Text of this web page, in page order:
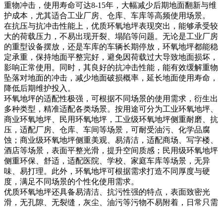
重物冲击，使用寿命可达8-15年，大幅减少后期地面翻新与维
护成本，尤其适合工业厂房、仓库、车库等高频使用场景。
在抗压与抗冲击性能上，优质环氧地坪表现突出，能够承受较
大的荷载压力，不易出现开裂、塌陷等问题。无论是工业厂房
的重型设备摆放，还是车库的车辆长期停放，环氧地坪都能稳
定承重，保持地面平整完好，避免因荷载过大导致地面损坏，
影响正常使用。同时，其良好的抗冲击性能，能有效缓解重物
坠落对地面的冲击，减少地面破损概率，延长地面使用寿命，
降低后期维护投入。
环氧地坪的适配性极强，可根据不同场景的使用需求，衍生出
多种类型，精准适配各类场景。按用途可分为工业环氧地坪、
商业环氧地坪、民用环氧地坪，工业级环氧地坪侧重耐磨、抗
压，适配厂房、仓库、车间等场景，可耐受油污、化学品腐
蚀；商业级环氧地坪侧重美观、易清洁，适配商场、写字楼、
酒店等场景，表面平整光滑，提升空间质感；民用级环氧地坪
侧重环保、舒适，适配医院、学校、家庭车库等场景，无异
味、易打理。此外，环氧地坪可根据需求打造不同厚度与硬
度，满足不同场景的个性化使用需求。
优质环氧地坪还具备易清洁、抗污性强的特点，表面致密光
滑，无孔隙、无裂缝，灰尘、油污等污物不易附着，日常只需